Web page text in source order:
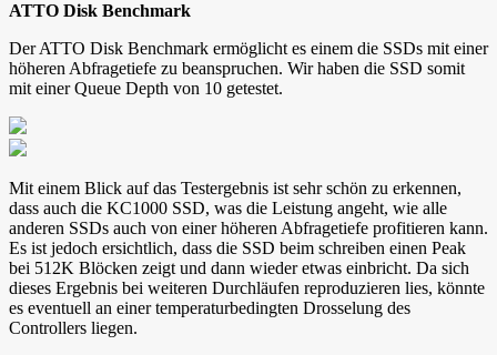
ATTO Disk Benchmark
Der ATTO Disk Benchmark ermöglicht es einem die SSDs mit einer
höheren Abfragetiefe zu beanspruchen. Wir haben die SSD somit
mit einer Queue Depth von 10 getestet.
Mit einem Blick auf das Testergebnis ist sehr schön zu erkennen,
dass auch die KC1000 SSD, was die Leistung angeht, wie alle
anderen SSDs auch von einer höheren Abfragetiefe profitieren kann.
Es ist jedoch ersichtlich, dass die SSD beim schreiben einen Peak
bei 512K Blöcken zeigt und dann wieder etwas einbricht. Da sich
dieses Ergebnis bei weiteren Durchläufen reproduzieren lies, könnte
es eventuell an einer temperaturbedingten Drosselung des
Controllers liegen.